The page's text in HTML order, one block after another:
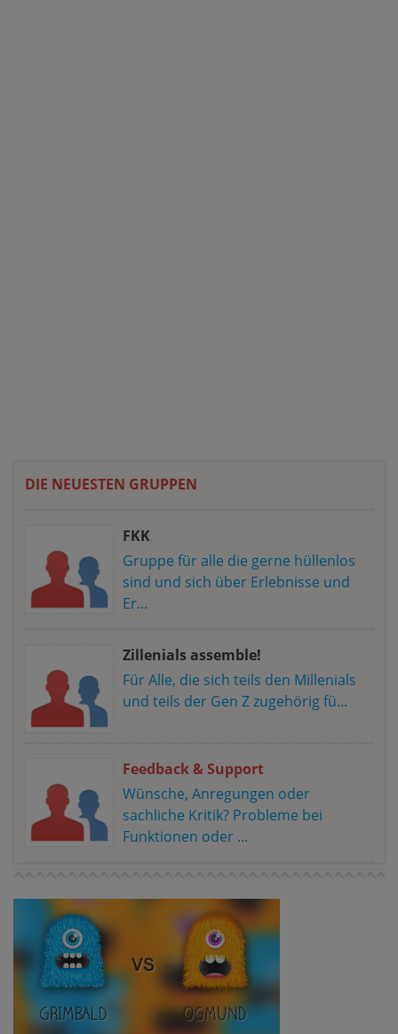
DIE NEUESTEN GRUPPEN
FKK
Gruppe für alle die gerne hüllenlos
sind und sich über Erlebnisse und
Er...
Zillenials assemble!
Für Alle, die sich teils den Millenials
und teils der Gen Z zugehörig fü...
Feedback & Support
Wünsche, Anregungen oder
sachliche Kritik? Probleme bei
Funktionen oder ...